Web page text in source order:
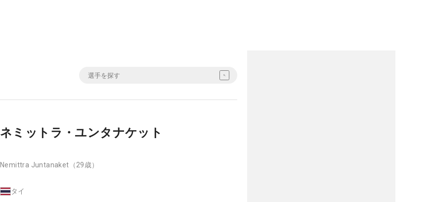
ネミットラ・ユンタナケット
Nemittra Juntanaket （29歳）
タイ